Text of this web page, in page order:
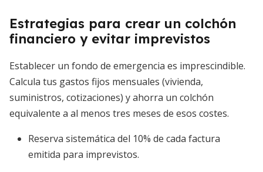
Estrategias para crear un colchón
financiero y evitar imprevistos
Establecer un fondo de emergencia es imprescindible.
Calcula tus gastos fijos mensuales (vivienda,
suministros, cotizaciones) y ahorra un colchón
equivalente a al menos tres meses de esos costes.
Reserva sistemática del 10% de cada factura
emitida para imprevistos.